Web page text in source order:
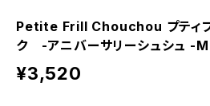
Petite Frill Chouchou プティ
ク -アニバーサリーシュシュ -
¥3,520